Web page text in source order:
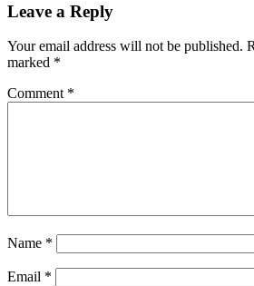
Leave a Reply
Your email address will not be published.
marked *
Comment *
Name *
Email *